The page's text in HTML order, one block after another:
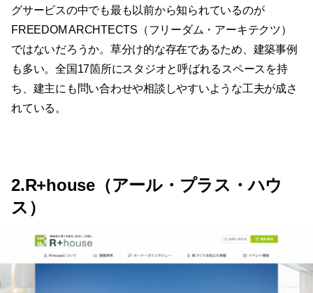
グサービスの中でも最も以前から知られているのが
FREEDOM ARCHTECTS（フリーダム・アーキテクツ）
ではないだろうか。草分け的な存在であるため、建築事例
も多い。全国17箇所にスタジオと呼ばれるスペースを持
ち、建主にも問い合わせや相談しやすいような工夫が成さ
れている。
2.R+house（アール・プラス・ハウ
ス）